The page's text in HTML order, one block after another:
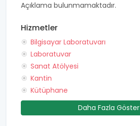
Açıklama bulunmamaktadır.
Hizmetler
Bilgisayar Laboratuvarı
Laboratuvar
Sanat Atölyesi
Kantin
Kütüphane
Daha Fazla Göster